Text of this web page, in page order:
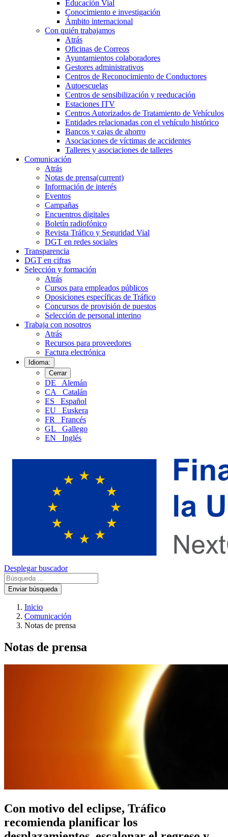
Educación Vial
Conocimiento e investigación
Ámbito internacional
Con quién trabajamos
Atrás
Oficinas de Correos
Ayuntamientos colaboradores
Gestores administrativos
Centros de Reconocimiento de Conductores
Autoescuelas
Centros de sensibilización y reeducación
Estaciones ITV
Centros Autorizados de Tratamiento de Vehículos
Entidades relacionadas con el vehículo histórico
Bancos y cajas de ahorro
Asociaciones de víctimas de accidentes
Talleres y asociaciones de talleres
Comunicación
Atrás
Notas de prensa(current)
Información de interés
Eventos
Campañas
Encuentros digitales
Boletín radiofónico
Revista Tráfico y Seguridad Vial
DGT en redes sociales
Transparencia
DGT en cifras
Selección y formación
Atrás
Cursos para empleados públicos
Oposiciones específicas de Tráfico
Concursos de provisión de puestos
Selección de personal interino
Trabaja con nosotros
Atrás
Recursos para proveedores
Factura electrónica
Idioma:
Cerrar
DE
Alemán
CA
Catalán
ES
Español
EU
Euskera
FR
Francés
GL
Gallego
EN
Inglés
Desplegar buscador
Enviar búsqueda
Inicio
Comunicación
Notas de prensa
Notas de prensa
Con motivo del eclipse, Tráfico
recomienda planificar los